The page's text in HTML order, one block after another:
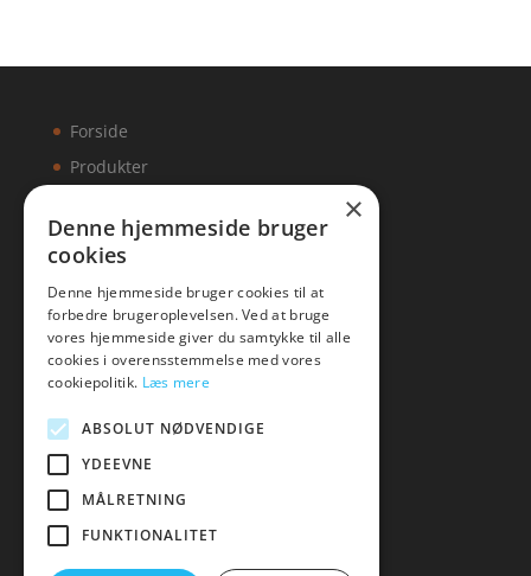
Forside
Produkter
Artikler
Malawigruppen
Mail:hej@malawigruppen.dk
×
Denne hjemmeside bruger
cookies
Denne hjemmeside bruger cookies til at
forbedre brugeroplevelsen. Ved at bruge
vores hjemmeside giver du samtykke til alle
cookies i overensstemmelse med vores
cookiepolitik. Læs mere
ABSOLUT NØDVENDIGE
YDEEVNE
MÅLRETNING
FUNKTIONALITET